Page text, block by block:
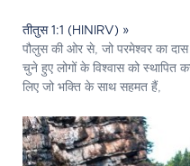
तीतुस 1:1 (HINIRV) »
पौलुस की ओर से, जो परमेश्‍वर का
चुने हुए लोगों के विश्वास को स्थापित
लिए जो भक्ति के साथ सहमत हैं,